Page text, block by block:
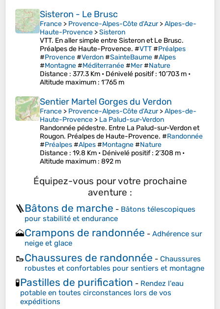
Sisteron - Le Brusc
France > Provence-Alpes-Côte d'Azur>Alpes-de-
Haute-Provence >Sisteron
VTT. En aller simple entre Sisteron et Le Brusc.
Préalpes de Haute-Provence. #VTT#Préalpes
#Provence#Verdon#SainteBaume#Alpes
#Montagne#Méditerranée#Mer#Nature
Distance : 377.3 Km • Dénivelé positif: 10’703 m •
Altitude maximum : 1’765 m
Sentier Martel Gorges du Verdon
France > Provence-Alpes-Côte d'Azur>Alpes-de-
Haute-Provence > La Palud-sur-Verdon
Randonnée pédestre. Entre La Palud-sur-Verdon et
Rougon. Préalpes de Haute-Provence. #Randonnée
#Préalpes#Alpes#Montagne#Nature
Distance : 19.8 Km • Dénivelé positif: 2’308 m •
Altitude maximum : 892 m
Équipez-vous pour votre prochaine
aventure :
🪜Bâtons de marche - Bâtons télescopiques
pour stabilité et endurance
🗻Crampons de randonnée - Adhérence sur
neige et glace
🥾Chaussures de randonnée - Chaussures
robustes et confortables pour sentiers et montagne
🧪Pastilles de purification - Rendez l'eau
potable en toutes circonstances lors de vos
expéditions